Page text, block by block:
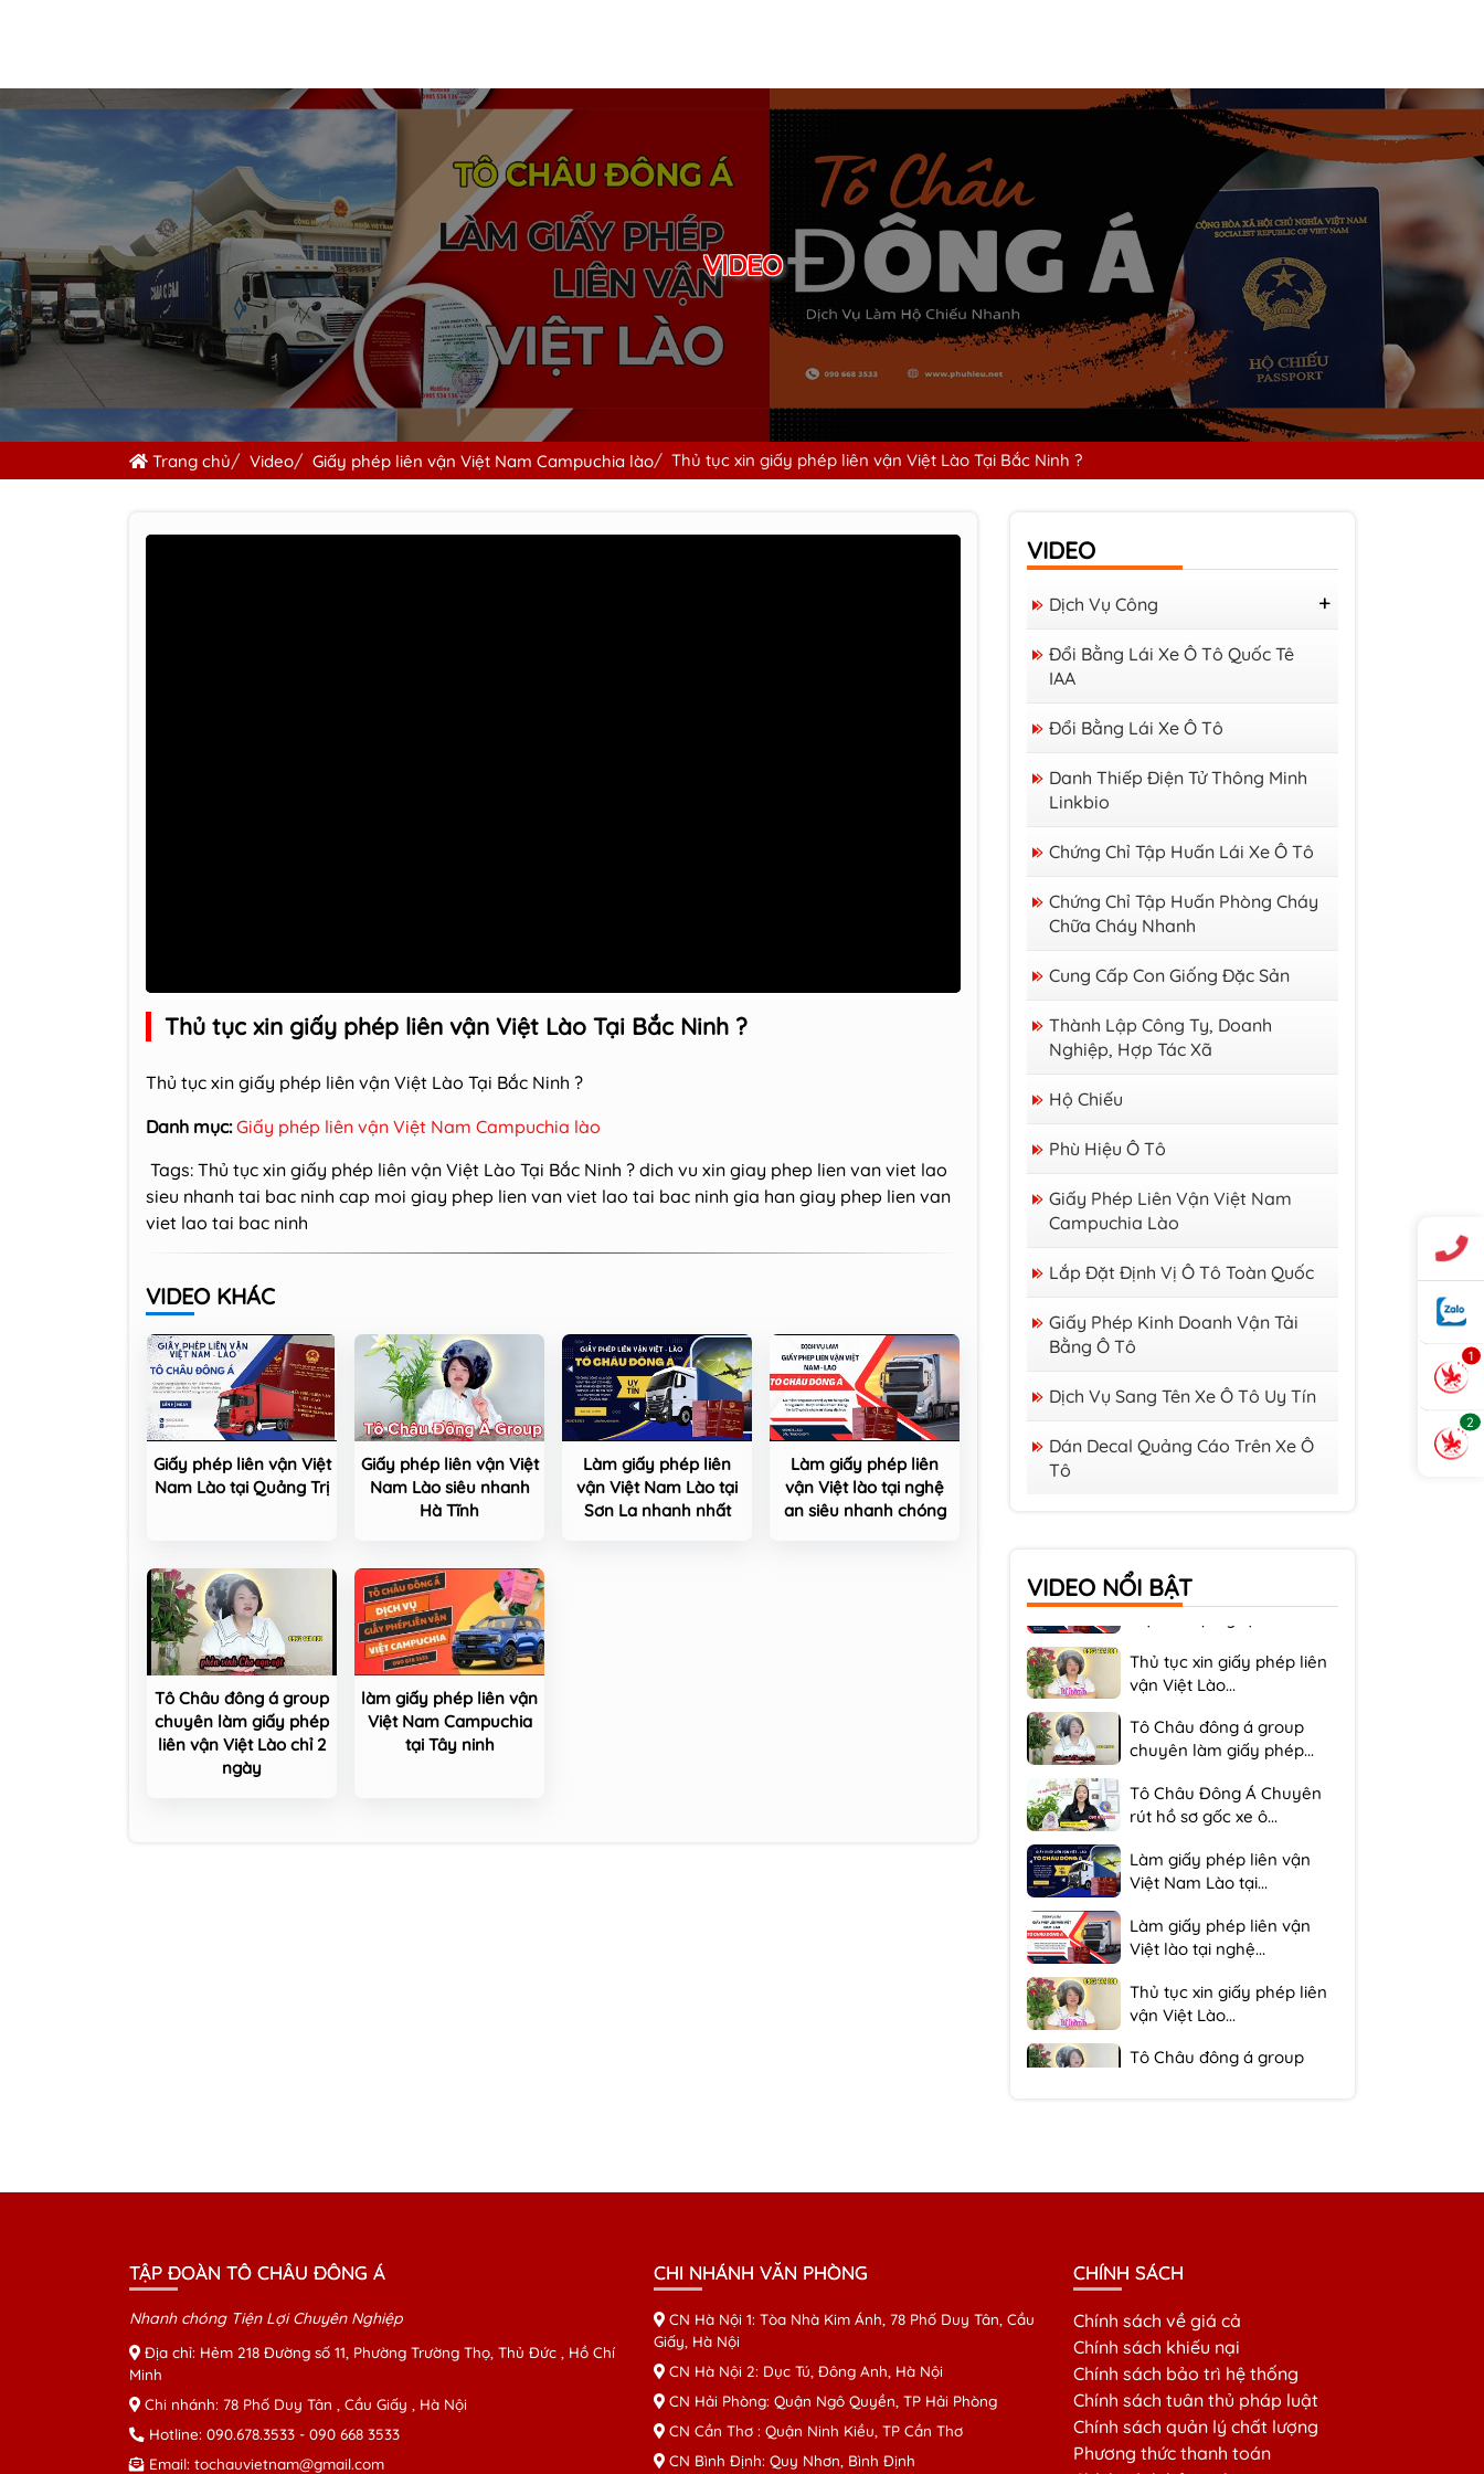
VIDEO
Trang chủ Video Giấy phép liên vận Việt Nam Campuchia lào Thủ tục xin giấy phép liên vận Việt Lào Tại Bắc Ninh ?
Thủ tục xin giấy phép liên vận Việt Lào Tại Bắc Ninh ?
Thủ tục xin giấy phép liên vận Việt Lào Tại Bắc Ninh ?
Danh mục: Giấy phép liên vận Việt Nam Campuchia lào
Tags: Thủ tục xin giấy phép liên vận Việt Lào Tại Bắc Ninh ? dich vu xin giay phep lien van viet lao
sieu nhanh tai bac ninh cap moi giay phep lien van viet lao tai bac ninh gia han giay phep lien van
viet lao tai bac ninh
VIDEO KHÁC
Giấy phép liên vận Việt
Nam Lào tại Quảng Trị
Giấy phép liên vận Việt
Nam Lào siêu nhanh
Hà Tĩnh
Làm giấy phép liên
vận Việt Nam Lào tại
Sơn La nhanh nhất
Làm giấy phép liên
vận Việt lào tại nghệ
an siêu nhanh chóng
Tô Châu đông á group
chuyên làm giấy phép
liên vận Việt Lào chỉ 2
ngày
làm giấy phép liên vận
Việt Nam Campuchia
tại Tây ninh
VIDEO
Dịch Vụ Công
Lý Lịch Tư Pháp Online
Đổi Bằng Lái Xe Ô Tô Quốc Tê
IAA
Đổi Bằng Lái Xe Ô Tô
Danh Thiếp Điện Tử Thông Minh
Linkbio
Chứng Chỉ Tập Huấn Lái Xe Ô Tô
Chứng Chỉ Tập Huấn Phòng Cháy
Chữa Cháy Nhanh
Cung Cấp Con Giống Đặc Sản
Thành Lập Công Ty, Doanh
Nghiệp, Hợp Tác Xã
Hộ Chiếu
Phù Hiệu Ô Tô
Giấy Phép Liên Vận Việt Nam
Campuchia Lào
Lắp Đặt Định Vị Ô Tô Toàn Quốc
Giấy Phép Kinh Doanh Vận Tải
Bằng Ô Tô
Dịch Vụ Sang Tên Xe Ô Tô Uy Tín
Dán Decal Quảng Cáo Trên Xe Ô
Tô
VIDEO NỔI BẬTLàm giấy phép liên vận
Việt lào tại nghệ...
vận Việt Lào...
chuyên làm giấy phép...
rút hồ sơ gốc xe ô...
Việt Nam Lào tại...
Việt lào tại nghệ...
vận Việt Lào...
chuyên làm giấy phép...
TẬP ĐOÀN TÔ CHÂU ĐÔNG Á
Nhanh chóng Tiện Lợi Chuyên Nghiệp
Địa chỉ: Hẻm 218 Đường số 11, Phường Trường Thọ, Thủ Đức , Hồ Chí
Minh
Chi nhánh: 78 Phố Duy Tân , Cầu Giấy , Hà Nội
Hotline: 090.678.3533 - 090 668 3533
Email: tochauvietnam@gmail.com
1
2
CHI NHÁNH VĂN PHÒNG
CN Hà Nội 1: Tòa Nhà Kim Ánh, 78 Phố Duy Tân, Cầu
Giấy, Hà Nội
CN Hà Nội 2: Dục Tú, Đông Anh, Hà Nội
CN Hải Phòng: Quận Ngô Quyền, TP Hải Phòng
CN Cần Thơ : Quận Ninh Kiều, TP Cần Thơ
CN Bình Định: Quy Nhơn, Bình Định
CHÍNH SÁCH
Chính sách về giá cả
Chính sách khiếu nại
Chính sách bảo trì hệ thống
Chính sách tuân thủ pháp luật
Chính sách quản lý chất lượng
Phương thức thanh toán